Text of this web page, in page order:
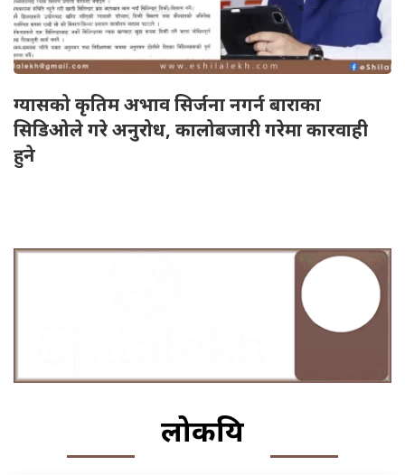
ग्यासको कृतिम अभाव सिर्जना नगर्न बाराका
सिडिओले गरे अनुरोध, कालोबजारी गरेमा कारवाही
हुने
लोकप्रिय